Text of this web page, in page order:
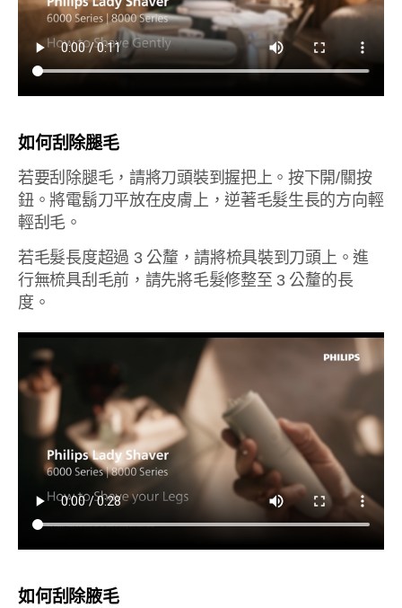
如何刮除腿毛
若要刮除腿毛，請將刀頭裝到握把上。按下開/關按
鈕。將電鬍刀平放在皮膚上，逆著毛髮生長的方向輕
輕刮毛。
若毛髮長度超過 3 公釐，請將梳具裝到刀頭上。進
行無梳具刮毛前，請先將毛髮修整至 3 公釐的長
度。
如何刮除腋毛